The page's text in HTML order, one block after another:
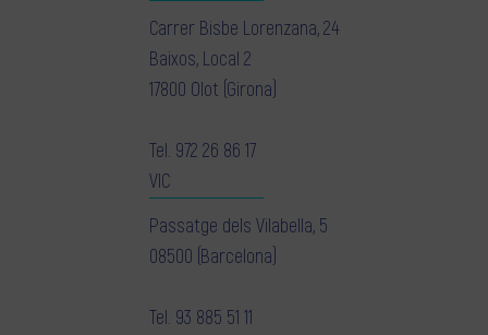
Carrer Bisbe Lorenzana, 24
Baixos, Local 2
17800 Olot (Girona)
Tel. 972 26 86 17
VIC
Passatge dels Vilabella, 5
08500 (Barcelona)
Tel. 93 885 51 11